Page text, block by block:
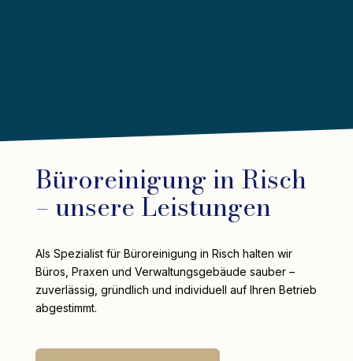
Büroreinigung in Risch
– unsere Leistungen
Als Spezialist für Büroreinigung in Risch halten wir
Büros, Praxen und Verwaltungsgebäude sauber –
zuverlässig, gründlich und individuell auf Ihren Betrieb
abgestimmt.